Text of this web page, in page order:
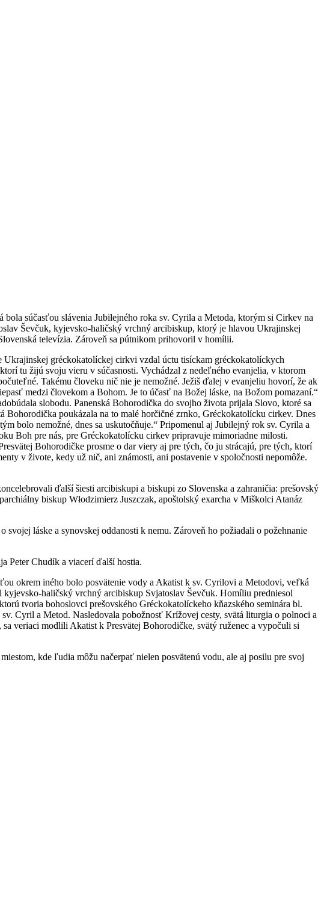
súčasťou slávenia Jubilejného roka sv. Cyrila a Metoda, ktorým si Cirkev na
Ševčuk, kyjevsko-haličský vrchný arcibiskup, ktorý je hlavou Ukrajinskej
televízia. Zároveň sa pútnikom prihovoril v homílii.
gréckokatolíckej cirkvi vzdal úctu tisíckam gréckokatolíckych
tu žijú svoju vieru v súčasnosti. Vychádzal z nedeľného evanjelia, v ktorom
Takému človeku nič nie je nemožné. Ježiš ďalej v evanjeliu hovorí, že ak
medzi človekom a Bohom. Je to účasť na Božej láske, na Božom pomazaní.“
slobodu. Panenská Bohorodička do svojho života prijala Slovo, ktoré sa
poukázala na to malé horčičné zrnko, Gréckokatolícku cirkev. Dnes
bolo nemožné, dnes sa uskutočňuje.“ Pripomenul aj Jubilejný rok sv. Cyrila a
Boh pre nás, pre Gréckokatolícku cirkev pripravuje mimoriadne milosti.
Bohorodičke prosme o dar viery aj pre tých, čo ju strácajú, pre tých, ktorí
v živote, kedy už nič, ani známosti, ani postavenie v spoločnosti nepomôže.
ďalší šiesti arcibiskupi a biskupi zo Slovenska a zahraničia: prešovský
biskup Włodzimierz Juszczak, apoštolský exarcha v Miškolci Atanáz
láske a synovskej oddanosti k nemu. Zároveň ho požiadali o požehnanie
Peter Chudík a viacerí ďalší hostia.
okrem iného bolo posvätenie vody a Akatist k sv. Cyrilovi a Metodovi, veľká
kyjevsko-haličský vrchný arcibiskup Svjatoslav Ševčuk. Homíliu predniesol
tvoria bohoslovci prešovského Gréckokatolíckeho kňazského seminára bl.
Cyril a Metod. Nasledovala pobožnosť Krížovej cesty, svätá liturgia o polnoci a
veriaci modlili Akatist k Presvätej Bohorodičke, svätý ruženec a vypočuli si
kde ľudia môžu načerpať nielen posvätenú vodu, ale aj posilu pre svoj